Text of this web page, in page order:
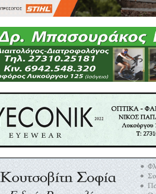
ψήφους.
δεύτερο
ποσοστό